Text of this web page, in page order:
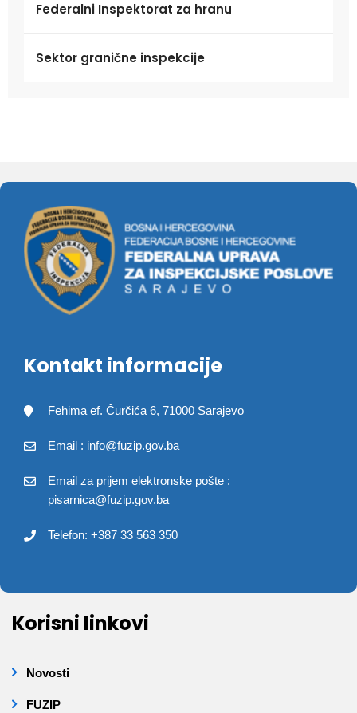
Federalni Inspektorat za hranu
Sektor granične inspekcije
Kontakt informacije
Fehima ef. Čurčića 6, 71000 Sarajevo
Email : info@fuzip.gov.ba
Email za prijem elektronske pošte :
pisarnica@fuzip.gov.ba
Telefon: +387 33 563 350
Korisni linkovi
Novosti
FUZIP